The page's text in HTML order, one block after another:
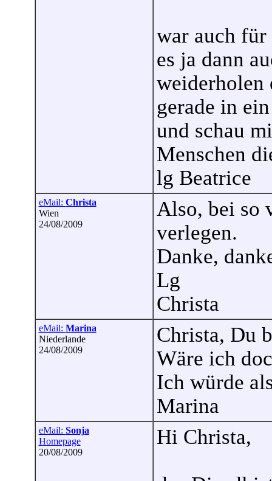
war auch
es ja dann
weiderholen
gerade in
und schau
Menschen
lg Beatrice
eMail: Christa
Wien
24/08/2009
Also, bei so
verlegen.
Danke,
Lg
Christa
eMail: Marina
Niederlande
24/08/2009
Christa, Du
Wäre ich
Ich würde
Marina
eMail: Sonja
Homepage
20/08/2009
Hi Christa,